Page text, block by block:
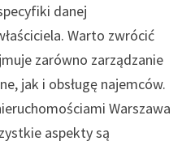
danej
Warto zwrócić
zarówno zarządzanie
jak i obsługę najemców.
Warszawa
aspekty są